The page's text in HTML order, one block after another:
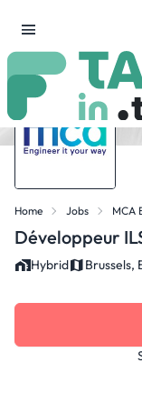
Home Jobs MCA
Développeur
Hybrid Brussels,